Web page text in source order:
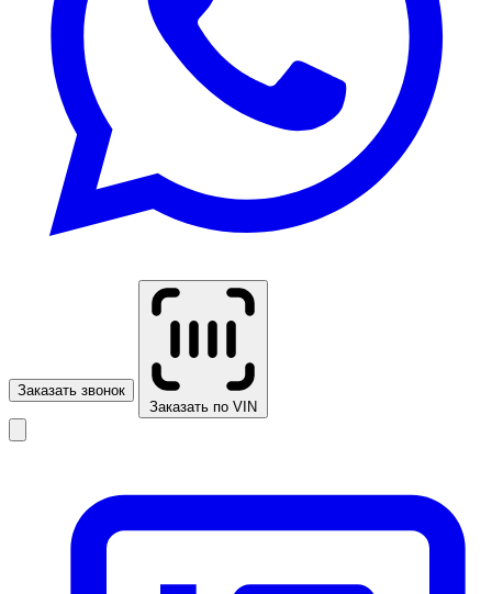
Заказать звонок
Заказать по VIN